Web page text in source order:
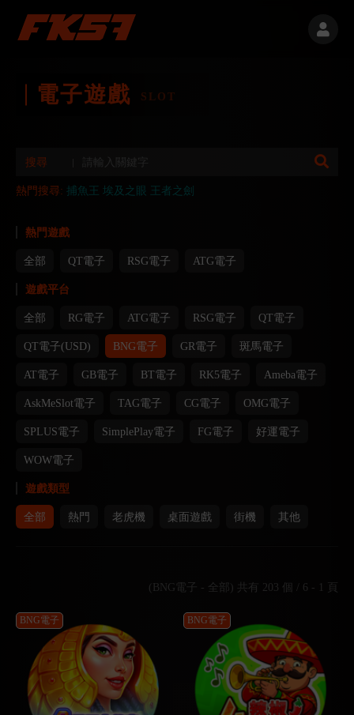
電子遊戲 SLOT
搜尋
熱門搜尋: 捕魚王 埃及之眼 王者之劍
熱門遊戲
全部 QT電子 RSG電子 ATG電子
遊戲平台
全部 RG電子 ATG電子 RSG電子 QT電子
QT電子(USD) BNG電子 GR電子 斑馬電子
AT電子 GB電子 BT電子 RK5電子 Ameba電子
AskMeSlot電子 TAG電子 CG電子 OMG電子
SPLUS電子 SimplePlay電子 FG電子 好運電子
WOW電子
遊戲類型
全部 熱門 老虎機 桌面遊戲 街機 其他
(BNG電子 - 全部) 共有 203 個 / 6 - 1 頁
BNG電子 BNG電子